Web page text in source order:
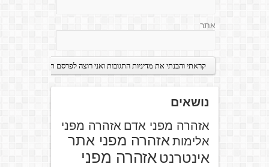
אתר
נושאים
אזהרה מפני אדם אזהרה מפני
אלימות אזהרה מפני אתר
אינטרנט אזהרה מפני